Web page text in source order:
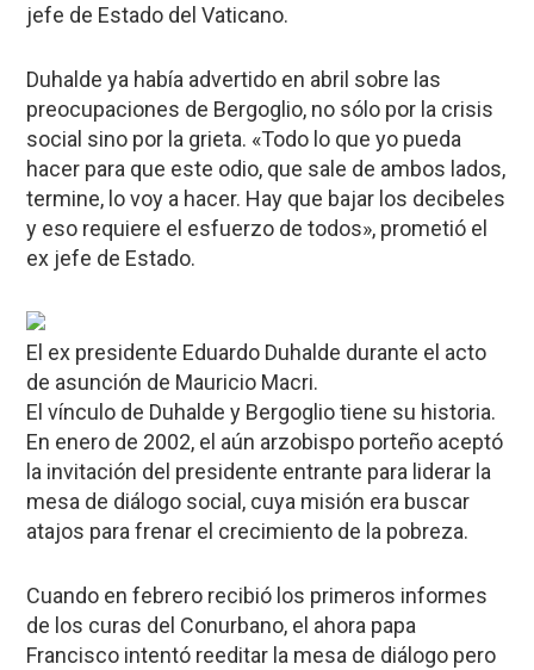
jefe de Estado del Vaticano.
Duhalde ya había advertido en abril sobre las
preocupaciones de Bergoglio, no sólo por la crisis
social sino por la grieta. «Todo lo que yo pueda
hacer para que este odio, que sale de ambos lados,
termine, lo voy a hacer. Hay que bajar los decibeles
y eso requiere el esfuerzo de todos», prometió el
ex jefe de Estado.
El ex presidente Eduardo Duhalde durante el acto
de asunción de Mauricio Macri.
El vínculo de Duhalde y Bergoglio tiene su historia.
En enero de 2002, el aún arzobispo porteño aceptó
la invitación del presidente entrante para liderar la
mesa de diálogo social, cuya misión era buscar
atajos para frenar el crecimiento de la pobreza.
Cuando en febrero recibió los primeros informes
de los curas del Conurbano, el ahora papa
Francisco intentó reeditar la mesa de diálogo pero